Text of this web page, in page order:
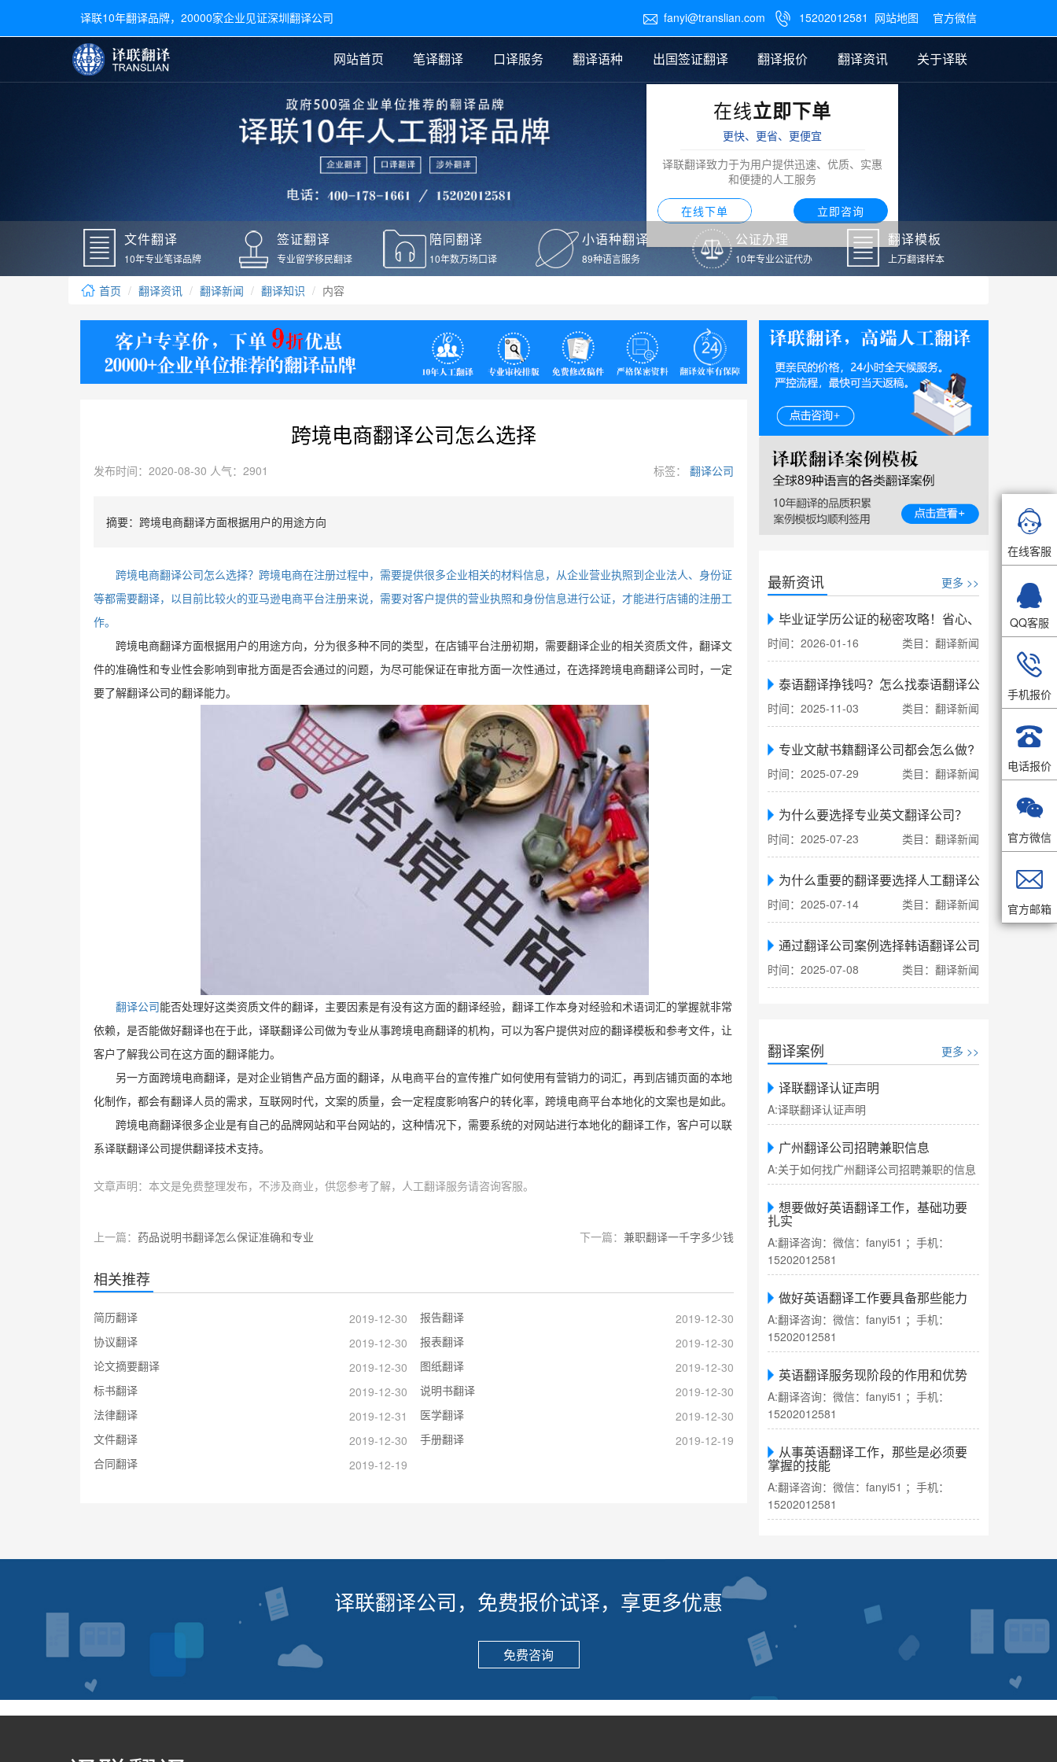
译联10年翻译品牌，20000家企业见证深圳翻译公司  fanyi@translian.com  15202012581 网站地图 官方微信
网站首页 笔译翻译
文件翻译 医学翻译 法律翻译 说明书翻译 图纸翻译
口译服务
广交会翻译 交替传译 同声传译
翻译语种
常用语种翻译
日语翻译
德语翻译
老挝语翻译 泰语翻译
葡萄牙语翻译
出国签证翻译
毕业证翻译
户口本翻译
学位证翻译
身份证翻译
签证材料翻译
银行流水翻译
驾照翻译
疫苗本翻译
新冠疫苗接种证明翻译
核酸检测报告翻译
核酸检测报告英文版翻
译
翻译报价
笔译翻译报价
证件翻译报价
翻译资讯
公证样本
签证翻译
口译新闻
翻译新闻
关于译联
在线立即下单
更快、更省、更便宜
译联翻译致力于为用户提供迅速、优质、实惠
和便捷的人工服务
在线下单 立即咨询
文件翻译
10年专业笔译品牌
签证翻译
专业留学移民翻译
陪同翻译
10年数万场口译
小语种翻译
89种语言服务
公证办理
10年专业公证代办
翻译模板
上万翻译样本
首页 翻译资讯 翻译新闻 翻译知识 内容
跨境电商翻译公司怎么选择
发布时间：2020-08-30 人气：2901 标签： 翻译公司
摘要：跨境电商翻译方面根据用户的用途方向
跨境电商翻译公司怎么选择？跨境电商在注册过程中，需要提供很多企业相关的材料信息，从企业营业执照到企业法人、身份证
等都需要翻译，以目前比较火的亚马逊电商平台注册来说，需要对客户提供的营业执照和身份信息进行公证，才能进行店铺的注册工
作。
跨境电商翻译方面根据用户的用途方向，分为很多种不同的类型，在店铺平台注册初期，需要翻译企业的相关资质文件，翻译文
件的准确性和专业性会影响到审批方面是否会通过的问题，为尽可能保证在审批方面一次性通过，在选择跨境电商翻译公司时，一定
要了解翻译公司的翻译能力。
翻译公司 能否处理好这类资质文件的翻译，主要因素是有没有这方面的翻译经验，翻译工作本身对经验和术语词汇的掌握就非常
依赖，是否能做好翻译也在于此，译联翻译公司做为专业从事跨境电商翻译的机构，可以为客户提供对应的翻译模板和参考文件，让
客户了解我公司在这方面的翻译能力。
另一方面跨境电商翻译，是对企业销售产品方面的翻译，从电商平台的宣传推广如何使用有营销力的词汇，再到店铺页面的本地
化制作，都会有翻译人员的需求，互联网时代，文案的质量，会一定程度影响客户的转化率，跨境电商平台本地化的文案也是如此。
跨境电商翻译很多企业是有自己的品牌网站和平台网站的，这种情况下，需要系统的对网站进行本地化的翻译工作，客户可以联
系译联翻译公司提供翻译技术支持。
文章声明：本文是免费整理发布，不涉及商业，供您参考了解，人工翻译服务请咨询客服。
上一篇： 药品说明书翻译怎么保证准确和专业 下一篇： 兼职翻译一千字多少钱
相关推荐
简历翻译 2019-12-30 报告翻译
2019-12-30
协议翻译
2019-12-30 报表翻译
2019-12-30
论文摘要翻译
2019-12-30 图纸翻译
2019-12-30
标书翻译
2019-12-30 说明书翻译
2019-12-30
法律翻译
2019-12-31 医学翻译
2019-12-30
文件翻译
2019-12-30 手册翻译
2019-12-19
合同翻译
2019-12-19
最新资讯 更多 >>
毕业证学历公证的秘密攻略！省心、省力、省时
时间：2026-01-16 类目：翻译新闻
泰语翻译挣钱吗？怎么找泰语翻译公司翻译
时间：2025-11-03 类目：翻译新闻
专业文献书籍翻译公司都会怎么做?
时间：2025-07-29 类目：翻译新闻
为什么要选择专业英文翻译公司？
时间：2025-07-23 类目：翻译新闻
为什么重要的翻译要选择人工翻译公司
时间：2025-07-14 类目：翻译新闻
通过翻译公司案例选择韩语翻译公司
时间：2025-07-08 类目：翻译新闻
翻译案例 更多 >>
译联翻译认证声明
A:译联翻译认证声明
广州翻译公司招聘兼职信息
A:关于如何找广州翻译公司招聘兼职的信息
想要做好英语翻译工作，基础功要
扎实
A:翻译咨询：微信：fanyi51 ；手机：
15202012581
做好英语翻译工作要具备那些能力
A:翻译咨询：微信：fanyi51 ；手机：
15202012581
英语翻译服务现阶段的作用和优势
A:翻译咨询：微信：fanyi51 ；手机：
15202012581
从事英语翻译工作，那些是必须要
掌握的技能
A:翻译咨询：微信：fanyi51 ；手机：
15202012581
译联翻译公司，免费报价试译，享更多优惠
免费咨询

在线客服

QQ客服

手机报价

电话报价

官方微信

官方邮箱